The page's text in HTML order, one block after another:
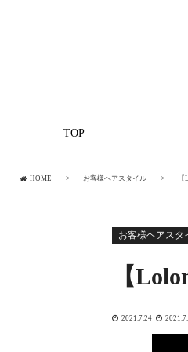
TOP
HOME お客様ヘアスタイル
お客様ヘアスタ
【
2021.7.24